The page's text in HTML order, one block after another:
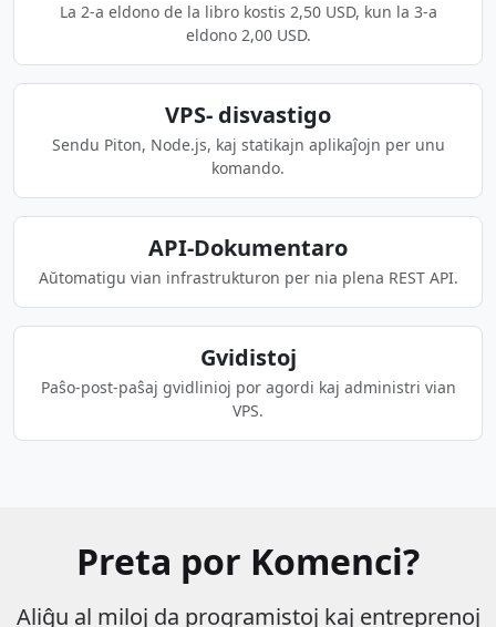
La 2-a eldono de la libro kostis 2,50 USD, kun la 3-a
eldono 2,00 USD.
VPS- disvastigo
Sendu Piton, Node.js, kaj statikajn aplikaĵojn per unu
komando.
API-Dokumentaro
Aŭtomatigu vian infrastrukturon per nia plena REST API.
Gvidistoj
Paŝo-post-paŝaj gvidlinioj por agordi kaj administri vian
VPS.
Preta por Komenci?
Aliĝu al miloj da programistoj kaj entreprenoj